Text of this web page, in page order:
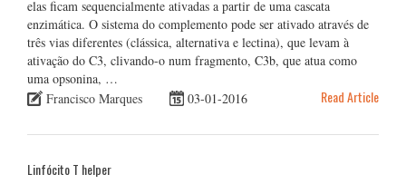
elas ficam sequencialmente ativadas a partir de uma cascata
enzimática. O sistema do complemento pode ser ativado através de
três vias diferentes (clássica, alternativa e lectina), que levam à
ativação do C3, clivando-o num fragmento, C3b, que atua como
uma opsonina, …
Francisco Marques
03-01-2016 Read Article
Linfócito T helper